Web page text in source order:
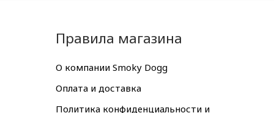
Правила магазина
О компании Smoky Dogg
Оплата и доставка
Политика конфиденциальности и